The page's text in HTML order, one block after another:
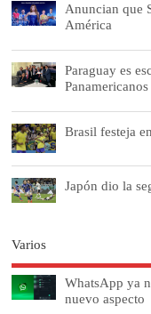
Anuncian que
América
Paraguay es
Brasil festeja
Japón dio la
Varios
WhatsApp ya
nuevo aspecto